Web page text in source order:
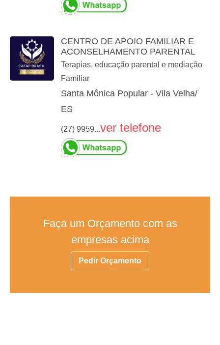
CENTRO DE APOIO FAMILIAR E
ACONSELHAMENTO PARENTAL
Terapias, educação parental e mediação
Familiar
Santa Mônica Popular - Vila Velha/
ES
(27) 9959...ver telefone
Faça um Orçamento com as
empresas acima
Pedir Orçamento